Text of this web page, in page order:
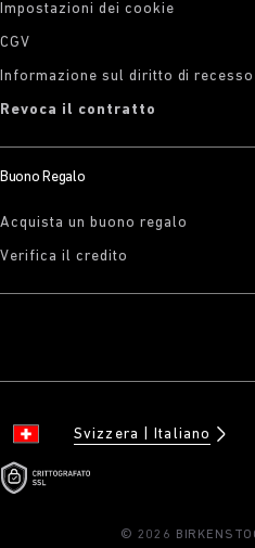
Impostazioni dei cookie
CGV
Informazione sul diritto di recesso
Revoca il contratto
Buono Regalo
Acquista un buono regalo
Verifica il credito
Svizzera Italiano
© 2026